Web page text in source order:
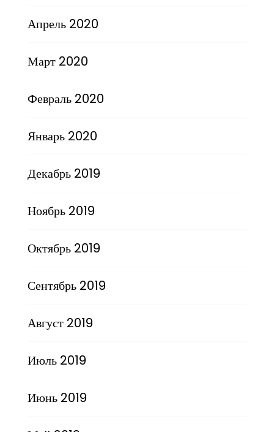
Апрель 2020
Март 2020
Февраль 2020
Январь 2020
Декабрь 2019
Ноябрь 2019
Октябрь 2019
Сентябрь 2019
Август 2019
Июль 2019
Июнь 2019